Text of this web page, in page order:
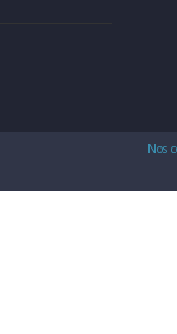
Nos